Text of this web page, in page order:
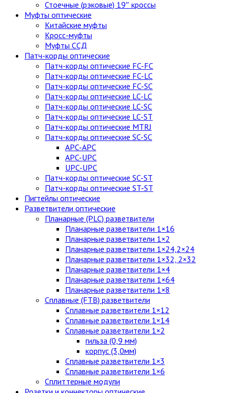
Стоечные (рэковые) 19″ кроссы
Муфты оптические
Китайские муфты
Кросс-муфты
Муфты ССД
Патч-корды оптические
Патч-корды оптические FC-FC
Патч-корды оптические FC-LC
Патч-корды оптические FC-SC
Патч-корды оптические LC-LC
Патч-корды оптические LC-SC
Патч-корды оптические LC-ST
Патч-корды оптические MTRJ
Патч-корды оптические SC-SC
APC-APC
APC-UPC
UPC-UPC
Патч-корды оптические SC-ST
Патч-корды оптические ST-ST
Пигтейлы оптические
Разветвители оптические
Планарные (PLC) разветвители
Планарные разветвители 1×16
Планарные разветвители 1×2
Планарные разветвители 1×24,2×24
Планарные разветвители 1×32, 2×32
Планарные разветвители 1×4
Планарные разветвители 1×64
Планарные разветвители 1×8
Сплавные (FTB) разветвители
Сплавные разветвители 1×12
Сплавные разветвители 1×14
Сплавные разветвители 1×2
гильза (0,9 мм)
корпус (3,0мм)
Сплавные разветвители 1×3
Сплавные разветвители 1×6
Сплиттерные модули